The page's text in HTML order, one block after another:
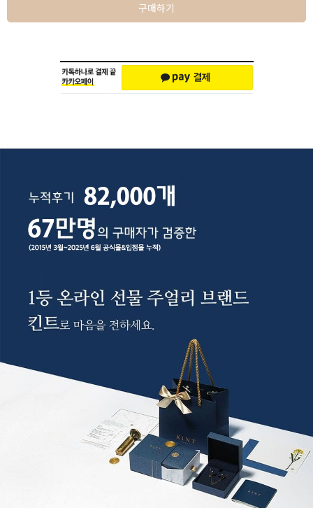
구매하기